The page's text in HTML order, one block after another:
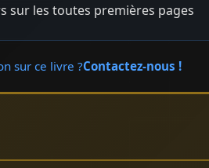
sur les toutes premières pages
sur ce livre ?Contactez-nous !